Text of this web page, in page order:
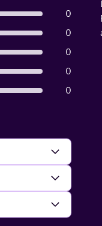
0
0
0
0
0